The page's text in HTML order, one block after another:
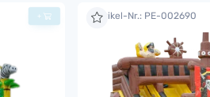
+ Artikel-Nr.: PE-002690